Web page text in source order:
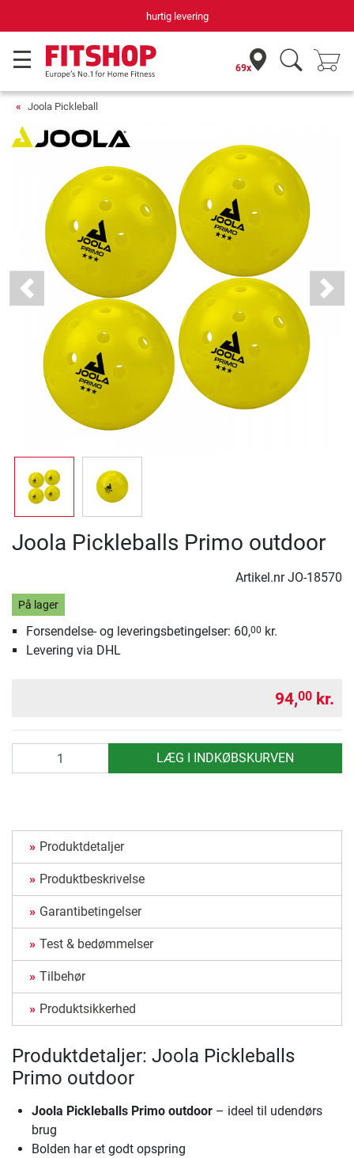
hurtig levering
69x
Joola Pickleball
Previous Next
Joola Pickleballs Primo outdoor
Artikel.nrJO-18570
På lager
Forsendelse- og leveringsbetingelser: 60,00 kr.
Levering via DHL
94,00 kr.
LÆG I INDKØBSKURVEN
Produktdetaljer
Produktbeskrivelse
Garantibetingelser
Test & bedømmelser
Tilbehør
Produktsikkerhed
Produktdetaljer: Joola Pickleballs
Primo outdoor
Joola Pickleballs Primo outdoor – ideel til udendørs
brug
Bolden har et godt opspring